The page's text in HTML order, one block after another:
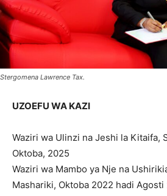
Stergomena Lawrence Tax.
UZOEFU WA KAZI
Waziri wa Ulinzi na Jeshi la Kitaifa,
Oktoba, 2025
Waziri wa Mambo ya Nje na
Mashariki, Oktoba 2022 hadi Agosti